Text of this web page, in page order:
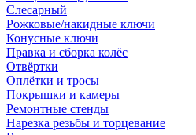
Слесарный
Рожковые/накидные ключи
Конусные ключи
Правка и сборка колёс
Отвёртки
Оплётки и тросы
Покрышки и камеры
Ремонтные стенды
Нарезка резьбы и торцевание